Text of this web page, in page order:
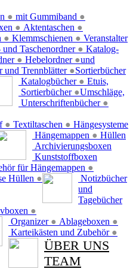
● mit Gummiband ●
● Aktentaschen ●
● Klemmschienen ● Veranstalter
Taschenordner ●
● Hebelordner ●
und Trennblätter ●
Katalog-
und
Sortierbücher
Katalogbücher ●
Sortierbücher ●
Unterschriftenbücher ●
Etuis,
Umschläge,
● Textiltaschen ● Hängesysteme
Hängemappen ●
für Hängemappen ●
Hüllen
Hüllen ●
Archivierungsboxen
●
Kunststoffboxen
Organizer ● Ablageboxen ●
Karteikästen und Zubehör ●
Notizbücher
und
Tagebücher
ÜBER UNS
TEAM